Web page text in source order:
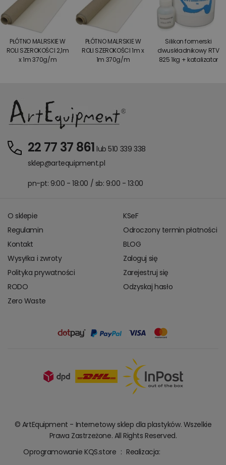
PŁÓTNO MALRSKIE W
ROLI SZEROKOŚCI 2,1m
x 1m 370g/m
PŁÓTNO MALRSKIE W
ROLI SZEROKOŚCI 1m x
1m 370g/m
Silikon formerski
dwuskładnikowy RTV
825 1kg + katalizator
22 77 37 861 lub 510 339 338
sklep@artequipment.pl
pn-pt: 9:00 - 18:00 / sb: 9:00 - 13:00
O sklepie
Regulamin
Kontakt
Wysyłka i zwroty
Polityka prywatności
RODO
Zero Waste
KSeF
Odroczony termin płatności
BLOG
Zaloguj się
Zarejestruj się
Odzyskaj hasło
© ArtEquipment - Internetowy sklep dla plastyków. Wszelkie
Prawa Zastrzeżone. All Rights Reserved.
Oprogramowanie KQS.store : Realizacja: